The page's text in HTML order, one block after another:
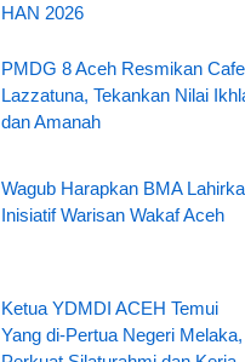
HAN 2026
PMDG 8 Aceh Resmikan Cafe
Lazzatuna, Tekankan Nilai
dan Amanah
Wagub Harapkan BMA
Inisiatif Warisan Wakaf Aceh
Ketua YDMDI ACEH Temui
Yang di-Pertua Negeri Melaka,